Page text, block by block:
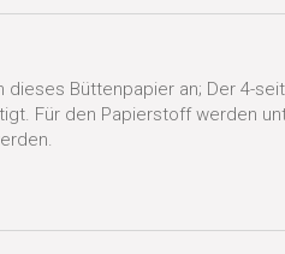
Büttenpapier an; Der 4-
Für den Papierstoff werden